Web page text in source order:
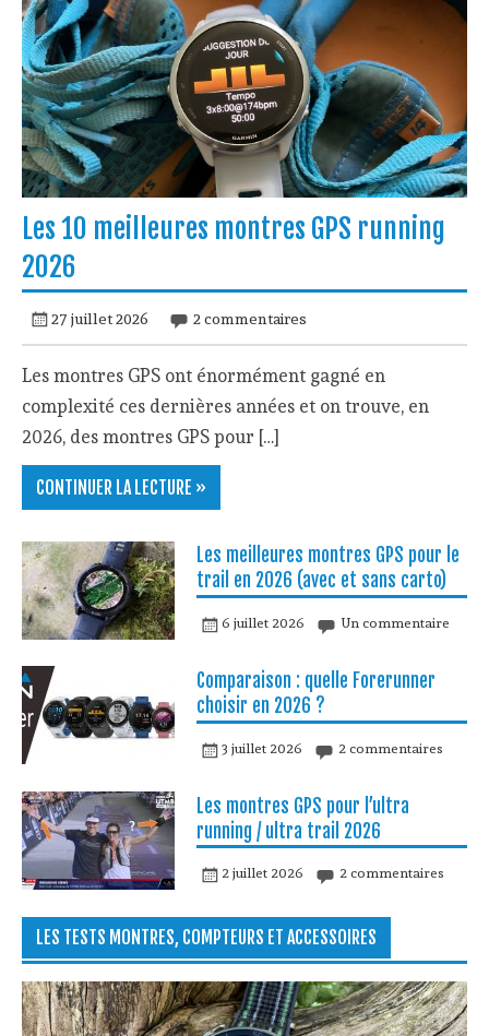
Les 10 meilleures montres GPS running
2026
27 juillet 2026 2 commentaires
Les montres GPS ont énormément gagné en
complexité ces dernières années et on trouve, en
2026, des montres GPS pour […]
CONTINUER LA LECTURE »
Les meilleures montres GPS pour le
trail en 2026 (avec et sans carto)
6 juillet 2026 Un commentaire
Comparaison : quelle Forerunner
choisir en 2026 ?
3 juillet 2026 2 commentaires
Les montres GPS pour l’ultra
running / ultra trail 2026
2 juillet 2026 2 commentaires
LES TESTS MONTRES, COMPTEURS ET ACCESSOIRES